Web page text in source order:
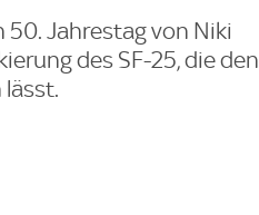
50. Jahrestag von Niki
des SF-25, die den
lässt.